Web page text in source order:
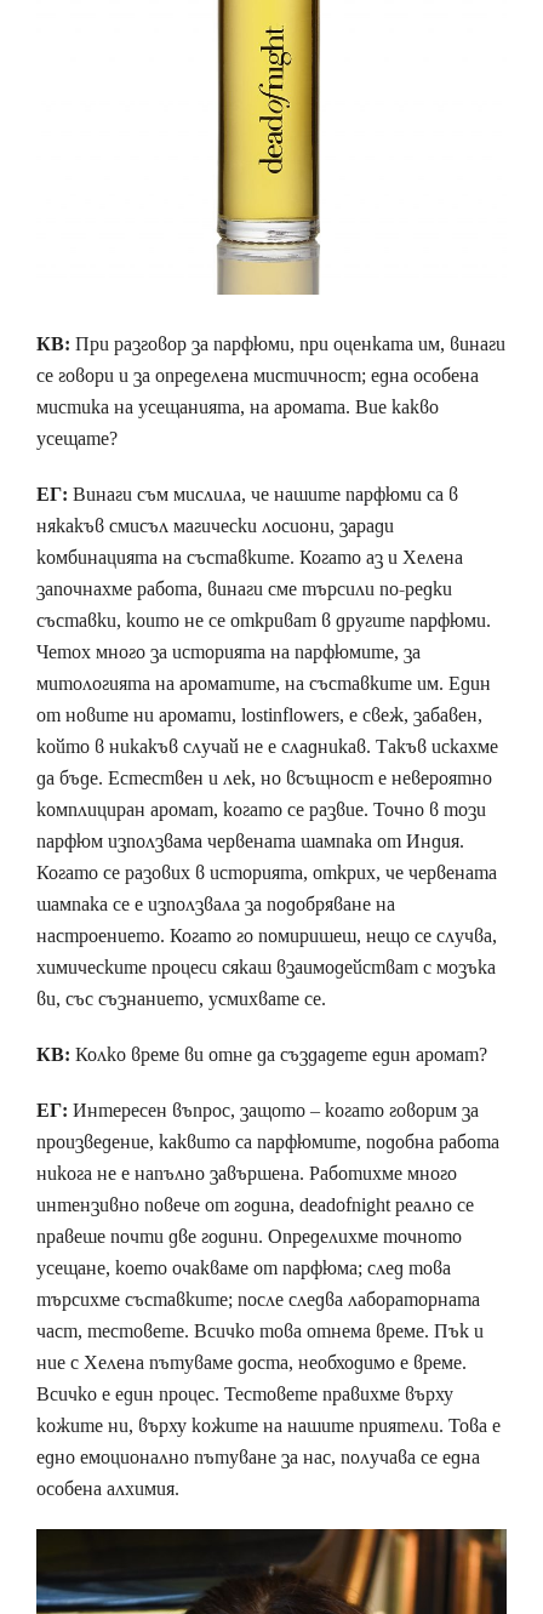
КВ: При разговор за парфюми, при оценката им, винаги
се говори и за определена мистичност; една особена
мистика на усещанията, на аромата. Вие какво
усещате?
ЕГ: Винаги съм мислила, че нашите парфюми са в
някакъв смисъл магически лосиони, заради
комбинацията на съставките. Когато аз и Хелена
започнахме работа, винаги сме търсили по-редки
съставки, които не се откриват в другите парфюми.
Четох много за историята на парфюмите, за
митологията на ароматите, на съставките им. Един
от новите ни аромати, lostinflowers, е свеж, забавен,
който в никакъв случай не е сладникав. Такъв искахме
да бъде. Естествен и лек, но всъщност е невероятно
комплициран аромат, когато се развие. Точно в този
парфюм използвама червената шампака от Индия.
Когато се разових в историята, открих, че червената
шампака се е използвала за подобряване на
настроението. Когато го помиришеш, нещо се случва,
химическите процеси сякаш взаимодействат с мозъка
ви, със съзнанието, усмихвате се.
КВ: Колко време ви отне да създадете един аромат?
ЕГ: Интересен въпрос, защото – когато говорим за
произведение, каквито са парфюмите, подобна работа
никога не е напълно завършена. Работихме много
интензивно повече от година, deadofnight реално се
правеше почти две години. Определихме точното
усещане, което очакваме от парфюма; след това
търсихме съставките; после следва лабораторната
част, тестовете. Всичко това отнема време. Пък и
ние с Хелена пътуваме доста, необходимо е време.
Всичко е един процес. Тестовете правихме върху
кожите ни, върху кожите на нашите приятели. Това е
едно емоционално пътуване за нас, получава се една
особена алхимия.